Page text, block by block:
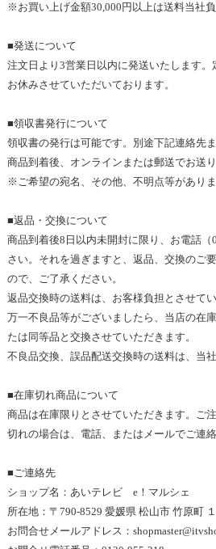
※ お買い上げ金額30,000 円以上は送料当社
■発送について
注文日より3営業日以内に発送いたします
お休みさせていただいております。
■領収書発行について
領収書の発行は可能です。別途下記連絡先
商品到着後、オンラインまたは郵送でお送り
※ ご希望の宛名、その他、不明点等があり
■返品・交換について
商品到着後8 日以内未開封に限り、お電話（
さい。それを過ぎますと、返品、交換のご
ので、ご了承ください。
返品交換時の送料は、お客様負担とさせてい
万一不良品等がございましたら、当店の在
たは同等品と交換させていただきます。
不良品交換、誤品配送交換時の送料は、当
■在庫切れ商品について
商品は在庫限りとさせていただきます。ご
切れの場合は、電話、またはメールでご連
■ご連絡先
ショップ名：あいテレビ e！マルシェ
所在地：〒 790-8529 愛媛県 松山市 竹原町
お問合せメールアドレス：